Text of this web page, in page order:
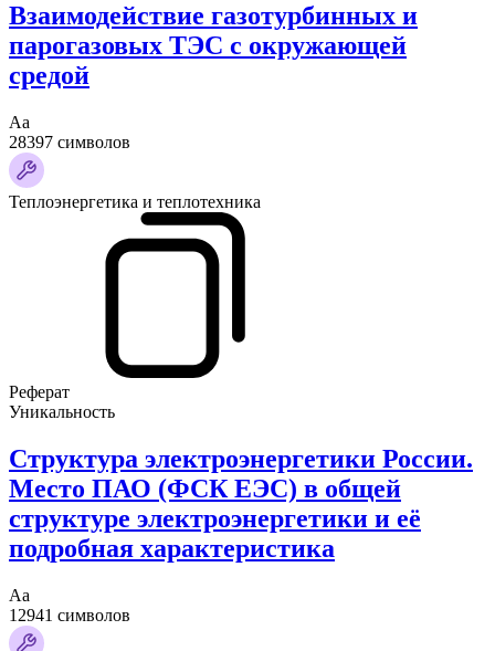
Взаимодействие газотурбинных и
парогазовых ТЭС с окружающей
средой
Аа
28397 символов
Теплоэнергетика и теплотехника
Реферат
Уникальность
Структура электроэнергетики России.
Место ПАО (ФСК ЕЭС) в общей
структуре электроэнергетики и её
подробная характеристика
Аа
12941 символов